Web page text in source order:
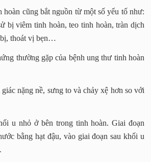
cũng bắt nguồn từ một số yếu tố như:
bị viêm tinh hoàn, teo tinh hoàn, tràn dịch
thoát vị bẹn…
thường gặp của bệnh ung thư tinh hoàn
nặng nề, sưng to và chảy xệ hơn so với
u nhỏ ở bên trong tinh hoàn. Giai đoạn
bằng hạt đậu, vào giai đoạn sau khối u